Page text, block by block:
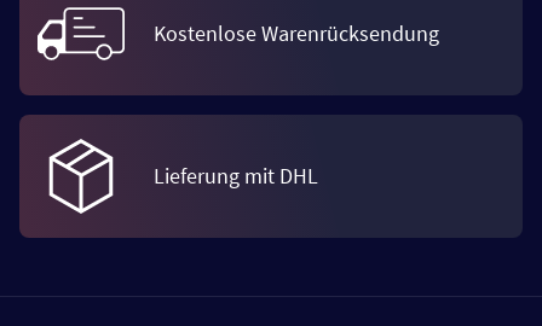
Kostenlose Warenrücksendung
Lieferung mit DHL